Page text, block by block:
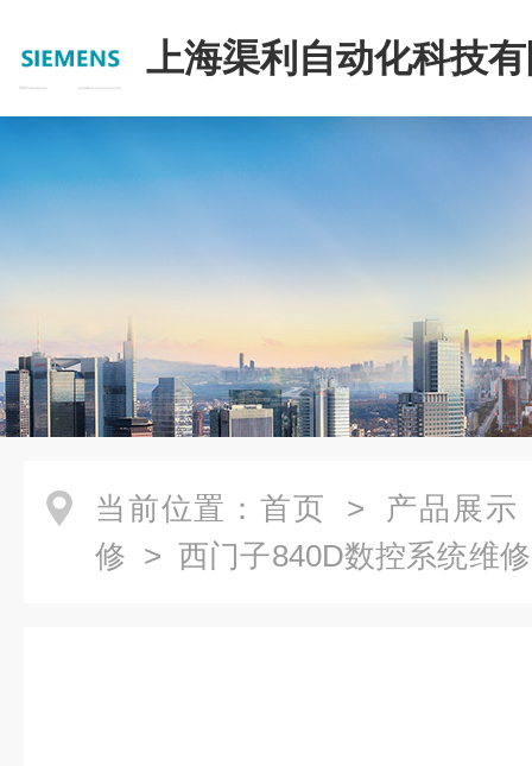
上海渠利自动化科技
当前位置： 首页 > 产品展示
修 > 西门子840D数控系统维修